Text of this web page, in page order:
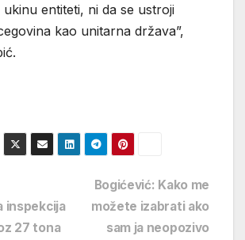
entiteti, ni da se ustroji
kao unitarna država”,
Bogićević: Kako me
možete izabrati ako
sam ja neopozivo
inspekcija
27 tona